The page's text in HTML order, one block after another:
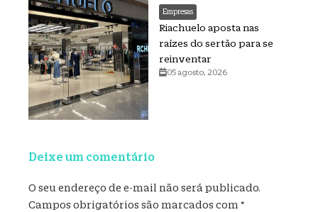
Empresas
Riachuelo aposta nas
raízes do sertão para se
reinventar
05 agosto, 2026
Deixe um comentário
O seu endereço de e-mail não será publicado.
Campos obrigatórios são marcados com *